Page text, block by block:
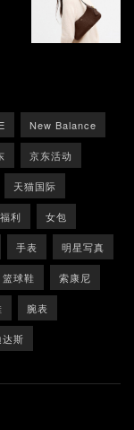
New Balance
京东活动
天猫国际
利 女包
手表 明星写真
篮球鞋 索康尼
腕表
斯